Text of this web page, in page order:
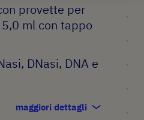
provette per
ml con tappo
DNasi, DNA e
maggiori dettagli